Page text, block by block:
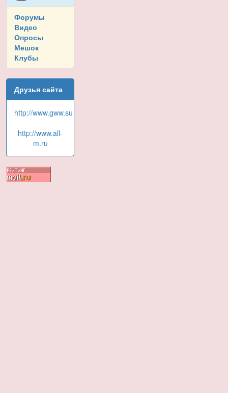
Форумы
Видео
Опросы
Мешок
Клубы
Друзья сайта
http://www.gww.su
http://www.all-
m.ru